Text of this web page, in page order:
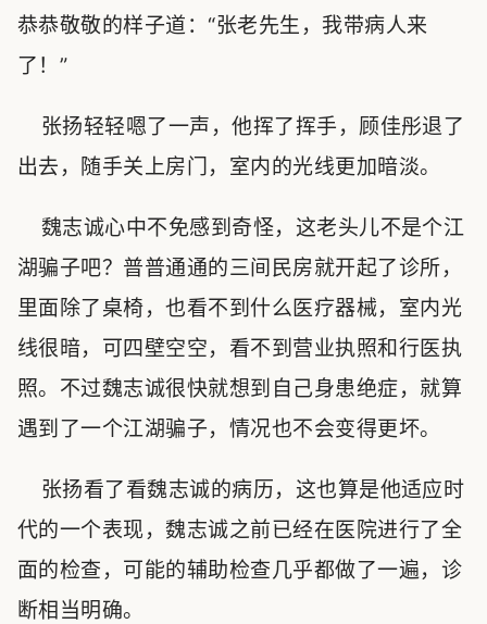
恭恭敬敬的样子道：“张老先生，我带病人来
了！”
张扬轻轻嗯了一声，他挥了挥手，顾佳彤退了
出去，随手关上房门，室内的光线更加暗淡。
魏志诚心中不免感到奇怪，这老头儿不是个江
湖骗子吧？普普通通的三间民房就开起了诊所，
里面除了桌椅，也看不到什么医疗器械，室内光
线很暗，可四壁空空，看不到营业执照和行医执
照。不过魏志诚很快就想到自己身患绝症，就算
遇到了一个江湖骗子，情况也不会变得更坏。
张扬看了看魏志诚的病历，这也算是他适应时
代的一个表现，魏志诚之前已经在医院进行了全
面的检查，可能的辅助检查几乎都做了一遍，诊
断相当明确。